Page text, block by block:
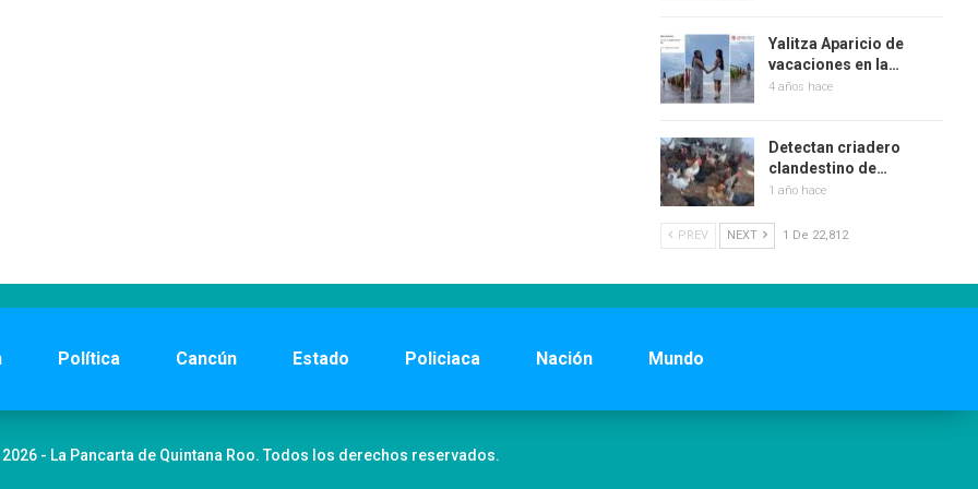
Yalitza Aparicio de
vacaciones en la…
4 años hace
Detectan criadero
clandestino de…
1 año hace
PREV NEXT 1 De 22,812
Política Cancún Estado Policiaca Nación Mundo
- La Pancarta de Quintana Roo. Todos los derechos reservados.